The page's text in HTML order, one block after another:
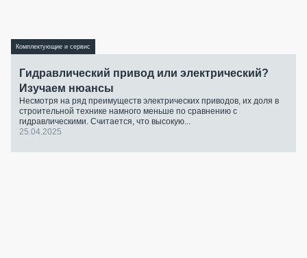
Комплектующие и сервис
Гидравлический привод или электрический?
Изучаем нюансы
Несмотря на ряд преимуществ электрических приводов, их доля в
строительной технике намного меньше по сравнению с
гидравлическими. Считается, что высокую...
25.04.2025